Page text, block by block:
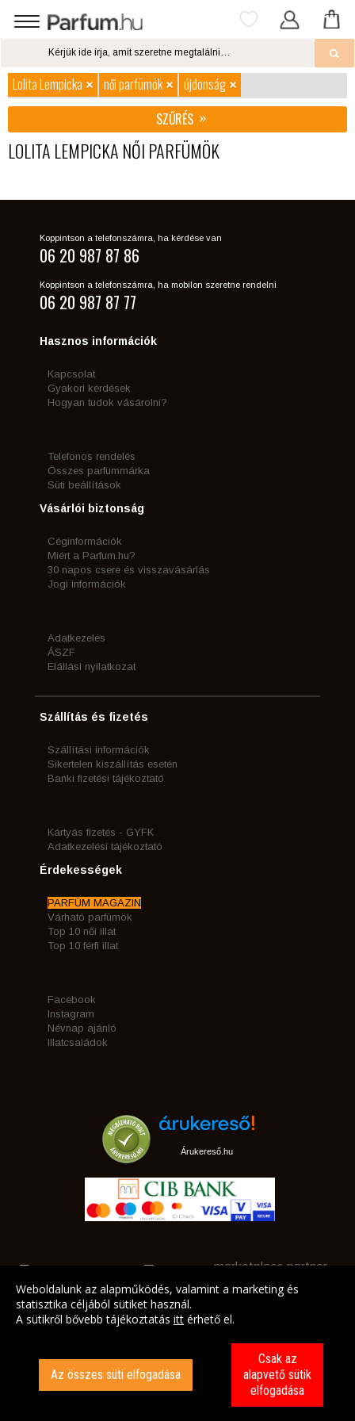
Lolita Lempicka női parfümök
újdonság
SZŰRÉS
LOLITA LEMPICKA NŐI PARFÜMÖK
Koppintson a telefonszámra, ha kérdése van
06 20 987 87 86
Koppintson a telefonszámra, ha mobilon szeretne rendelni
06 20 987 87 77
Hasznos információk
Kapcsolat
Gyakori kérdések
Hogyan tudok vásárolni?
Telefonos rendelés
Összes parfummárka
Süti beállítások
Vásárlói biztonság
Céginformációk
Miért a Parfum.hu?
30 napos csere és visszavásárlás
Jogi információk
Adatkezelés
ÁSZF
Elállási nyilatkozat
Szállítás és fizetés
Szállítási információk
Sikertelen kiszállítás esetén
Banki fizetési tájékoztató
Kártyás fizetés - GYFK
Adatkezelési tájékoztató
Érdekességek
PARFÜM MAGAZIN
Várható parfümök
Top 10 női illat
Top 10 férfi illat
Facebook
Instagram
Névnap ajánló
Illatcsaládok
Árukereső.hu
marketplace partner
Weboldalunk az alapműködés, valamint a marketing és
statisztika céljából sütiket használ.
A sütikről bővebb tájékoztatás itt érhető el.
Az összes süti elfogadása
Csak az
alapvető sütik
elfogadása